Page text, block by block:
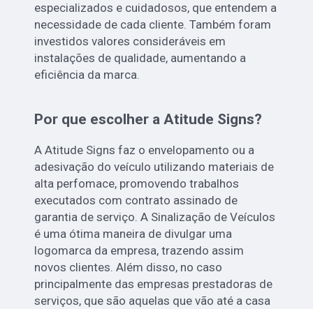
especializados e cuidadosos, que entendem a
necessidade de cada cliente. Também foram
investidos valores consideráveis em
instalações de qualidade, aumentando a
eficiência da marca.
Por que escolher a Atitude Signs?
A Atitude Signs faz o envelopamento ou a
adesivação do veículo utilizando materiais de
alta perfomace, promovendo trabalhos
executados com contrato assinado de
garantia de serviço. A Sinalização de Veículos
é uma ótima maneira de divulgar uma
logomarca da empresa, trazendo assim
novos clientes. Além disso, no caso
principalmente das empresas prestadoras de
serviços, que são aquelas que vão até a casa